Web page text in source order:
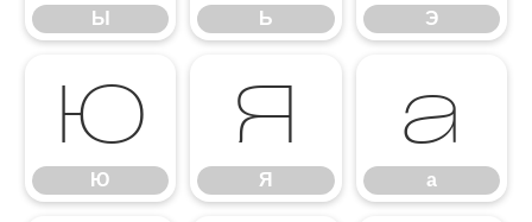
Ы Ь Э
Ю
Ю
Я
Я
а
а